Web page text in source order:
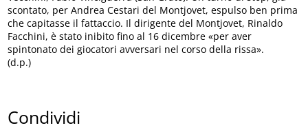
scontato, per Andrea Cestari del Montjovet, espulso ben prima
che capitasse il fattaccio. Il dirigente del Montjovet, Rinaldo
Facchini, è stato inibito fino al 16 dicembre «per aver
spintonato dei giocatori avversari nel corso della rissa».
(d.p.)
Condividi